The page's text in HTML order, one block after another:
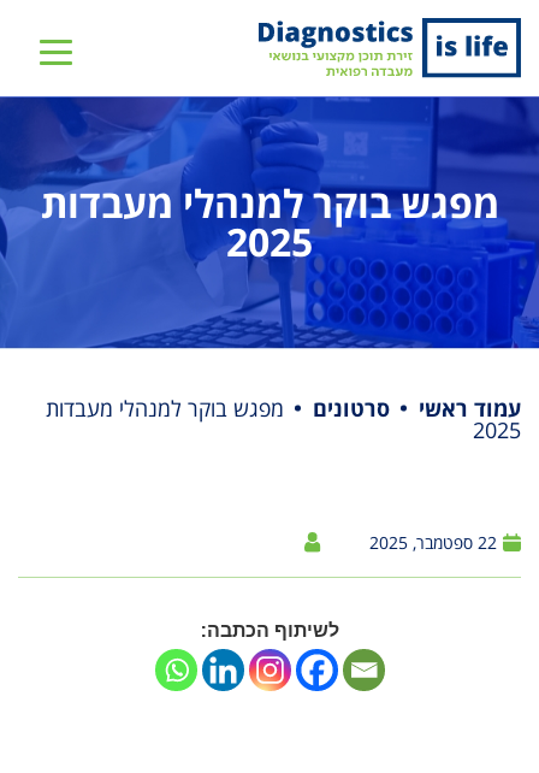
שִׂים
בְּאֲתָר
מֻפְעֶלֶת
מַעֲרֶכֶת
בִּקְלִיק
הַמְּסַיַּעַת
לִנְגִישׁוּת
הָאֲתָר.
מפגש בוקר למנהלי מעבדות
2025
עמוד ראשי סרטונים מפגש בוקר למנהלי מעבדות
2025
22 ספטמבר, 2025
לשיתוף הכתבה: